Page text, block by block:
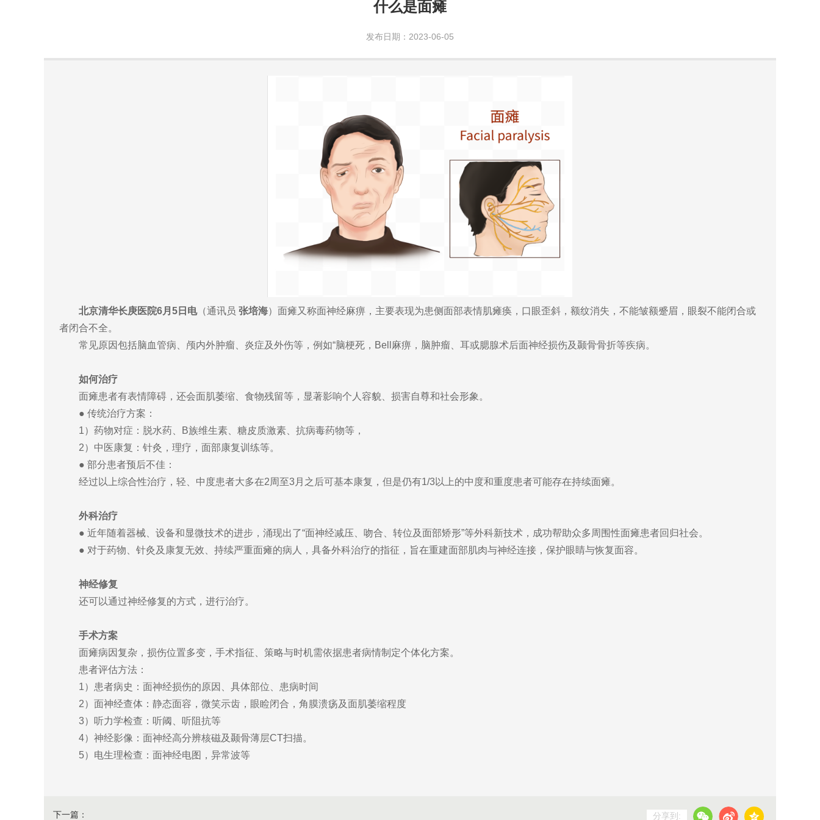
什么是面瘫
发布日期：2023-06-05
北京清华长庚医院6月5日电（通讯员 张培海）面瘫又称面神经麻痹，主要表现为患侧面部表情肌瘫痪，口眼歪斜，额纹消失，不能皱额蹙眉，眼裂不能闭合或
者闭合不全。
常见原因包括脑血管病、颅内外肿瘤、炎症及外伤等，例如“脑梗死，Bell麻痹，脑肿瘤、耳或腮腺术后面神经损伤及颞骨骨折等疾病。
如何治疗
面瘫患者有表情障碍，还会面肌萎缩、食物残留等，显著影响个人容貌、损害自尊和社会形象。
● 传统治疗方案：
1）药物对症：脱水药、B族维生素、糖皮质激素、抗病毒药物等，
2）中医康复：针灸，理疗，面部康复训练等。
● 部分患者预后不佳：
经过以上综合性治疗，轻、中度患者大多在2周至3月之后可基本康复，但是仍有1/3以上的中度和重度患者可能存在持续面瘫。
外科治疗
● 近年随着器械、设备和显微技术的进步，涌现出了“面神经减压、吻合、转位及面部矫形”等外科新技术，成功帮助众多周围性面瘫患者回归社会。
● 对于药物、针灸及康复无效、持续严重面瘫的病人，具备外科治疗的指征，旨在重建面部肌肉与神经连接，保护眼睛与恢复面容。
神经修复
还可以通过神经修复的方式，进行治疗。
手术方案
面瘫病因复杂，损伤位置多变，手术指征、策略与时机需依据患者病情制定个体化方案。
患者评估方法：
1）患者病史：面神经损伤的原因、具体部位、患病时间
2）面神经查体：静态面容，微笑示齿，眼睑闭合，角膜溃疡及面肌萎缩程度
3）听力学检查：听阈、听阻抗等
4）神经影像：面神经高分辨核磁及颞骨薄层CT扫描。
5）电生理检查：面神经电图，异常波等
下一篇： 分享到: